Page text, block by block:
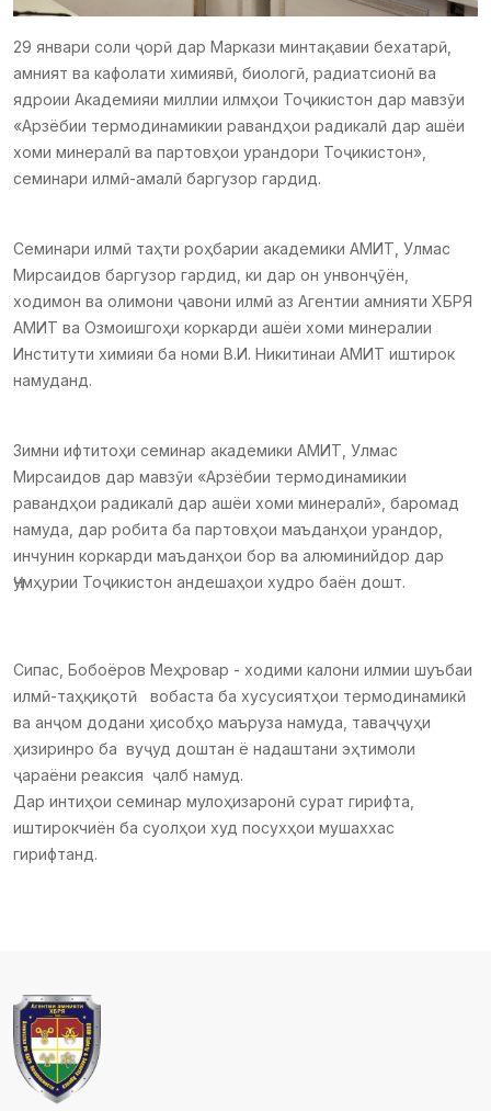
29 январи соли ҷорӣ дар Маркази минтақавии бехатарӣ,
амният ва кафолати химиявӣ, биологӣ, радиатсионӣ ва
ядроии Академияи миллии илмҳои Тоҷикистон дар мавзӯи
«Арзёбии термодинамикии равандҳои радикалӣ дар ашёи
хоми минералӣ ва партовҳои урандори Тоҷикистон»,
семинари илмӣ-амалӣ баргузор гардид.
Семинари илмӣ таҳти роҳбарии академики АМИТ, Улмас
Мирсаидов баргузор гардид, ки дар он унвонҷӯён,
ходимон ва олимони ҷавони илмӣ аз Агентии амнияти ХБРЯ
АМИТ ва Озмоишгоҳи коркарди ашёи хоми минералии
Институти химияи ба номи В.И. Никитинаи АМИТ иштирок
намуданд.
Зимни ифтитоҳи семинар академики АМИТ, Улмас
Мирсаидов дар мавзӯи «Арзёбии термодинамикии
равандҳои радикалӣ дар ашёи хоми минералӣ», баромад
намуда, дар робита ба партовҳои маъданҳои урандор,
инчунин коркарди маъданҳои бор ва алюминийдор дар
Ҷумҳурии Тоҷикистон андешаҳои худро баён дошт.
Сипас, Бобоёров Меҳровар - ходими калони илмии шуъбаи
илмӣ-таҳқиқотӣ вобаста ба хусусиятҳои термодинамикӣ
ва анҷом додани ҳисобҳо маъруза намуда, таваҷҷуҳи
ҳизиринро ба вуҷуд доштан ё надаштани эҳтимоли
ҷараёни реаксия ҷалб намуд.
Дар интиҳои семинар мулоҳизаронӣ сурат гирифта,
иштирокчиён ба суолҳои худ посухҳои мушаххас
гирифтанд.